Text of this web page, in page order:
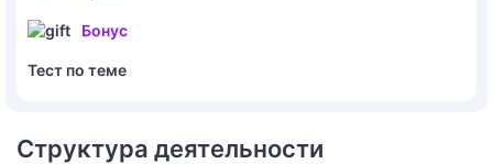
Бонус
Тест по теме
Структура деятельности